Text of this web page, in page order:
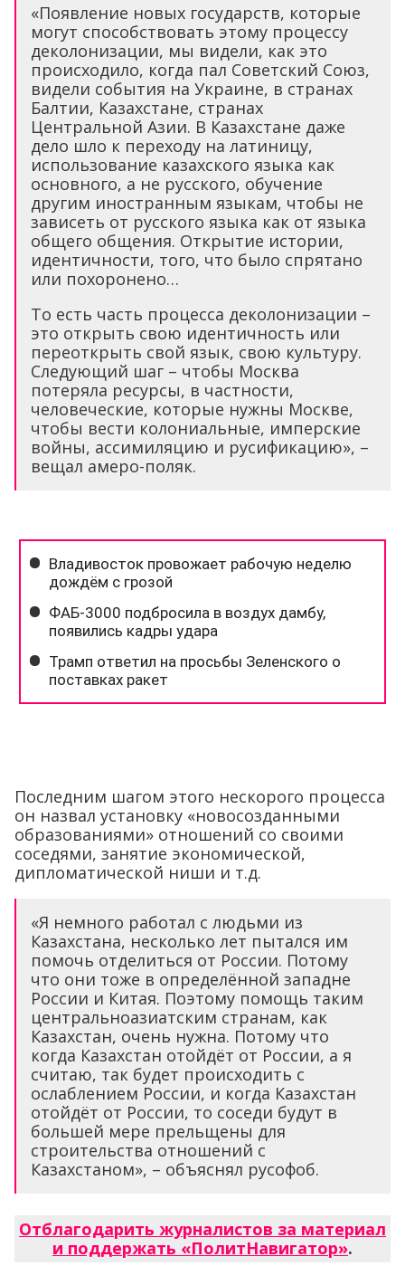
«Появление новых государств, которые
могут способствовать этому процессу
деколонизации, мы видели, как это
происходило, когда пал Советский Союз,
видели события на Украине, в странах
Балтии, Казахстане, странах
Центральной Азии. В Казахстане даже
дело шло к переходу на латиницу,
использование казахского языка как
основного, а не русского, обучение
другим иностранным языкам, чтобы не
зависеть от русского языка как от языка
общего общения. Открытие истории,
идентичности, того, что было спрятано
или похоронено…
То есть часть процесса деколонизации –
это открыть свою идентичность или
переоткрыть свой язык, свою культуру.
Следующий шаг – чтобы Москва
потеряла ресурсы, в частности,
человеческие, которые нужны Москве,
чтобы вести колониальные, имперские
войны, ассимиляцию и русификацию», –
вещал амеро-поляк.
Последним шагом этого нескорого процесса
он назвал установку «новосозданными
образованиями» отношений со своими
соседями, занятие экономической,
дипломатической ниши и т.д.
«Я немного работал с людьми из
Казахстана, несколько лет пытался им
помочь отделиться от России. Потому
что они тоже в определённой западне
России и Китая. Поэтому помощь таким
центральноазиатским странам, как
Казахстан, очень нужна. Потому что
когда Казахстан отойдёт от России, а я
считаю, так будет происходить с
ослаблением России, и когда Казахстан
отойдёт от России, то соседи будут в
большей мере прельщены для
строительства отношений с
Казахстаном», – объяснял русофоб.
Отблагодарить журналистов за материал
и поддержать «ПолитНавигатор».